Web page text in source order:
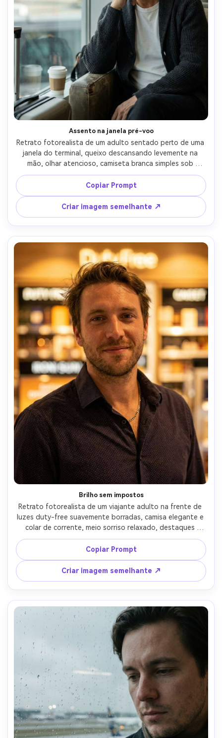
Assento na janela pré-voo
Retrato fotorealista de um adulto sentado perto de uma
janela do terminal, queixo descansando levemente na
mão, olhar atencioso, camiseta branca simples sob
cardigan, cauda de avião borrada fora, luz do dia suave
com enchimento suave de superfícies reflexivas, Sony
A7IV, 85mm f/1.8, close-up molduras, humor introspectivo
silencioso, textura realista da pele, sombras naturais, alta
resolução, foco nítido, classificação cinematográfica
suave-AR 4:5
Copiar Prompt
Criar imagem semelhante ↗
Brilho sem impostos
Retrato fotorealista de um viajante adulto na frente de
luzes duty-free suavemente borradas, camisa elegante e
colar de corrente, meio sorriso relaxado, destaques
quentes de bokeh atrás, iluminação quente lisonjeira com
retroiluminação sutil, Nikon Z6 II, 85mm f/1.4, cabeça e
ombros molduras, profundidade de campo rasa, humor
glamouroso de viagem noturna, detalhes realistas da
pele e do cabelo, alta resolução, foco nítido,
classificação de cores ricas-AR 4:5
Copiar Prompt
Criar imagem semelhante ↗